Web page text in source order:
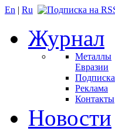
En | Ru
Журнал
Металлы
Евразии
Подписка
Реклама
Контакты
Новости